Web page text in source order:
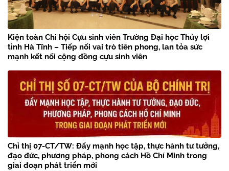
Kiện toàn Chi hội Cựu sinh viên Trường Đại học Thủy lợi
tỉnh Hà Tĩnh – Tiếp nối vai trò tiên phong, lan tỏa sức
mạnh kết nối cộng đồng cựu sinh viên
Chỉ thị 07-CT/TW: Đẩy mạnh học tập, thực hành tư tưởng,
đạo đức, phương pháp, phong cách Hồ Chí Minh trong
giai đoạn phát triển mới